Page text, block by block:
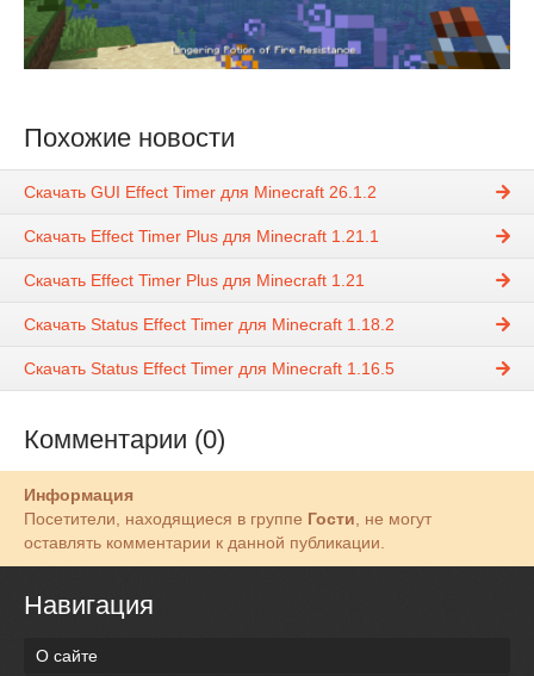
Похожие новости
Скачать GUI Effect Timer для Minecraft 26.1.2
Скачать Effect Timer Plus для Minecraft 1.21.1
Скачать Effect Timer Plus для Minecraft 1.21
Скачать Status Effect Timer для Minecraft 1.18.2
Скачать Status Effect Timer для Minecraft 1.16.5
Комментарии (0)
Информация
Посетители, находящиеся в группе Гости, не могут
оставлять комментарии к данной публикации.
Навигация
О сайте